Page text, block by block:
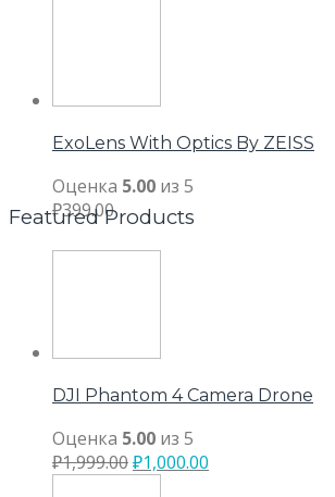
ExoLens With Optics By ZEISS
Оценка 5.00 из 5
₽399.00
Featured Products
DJI Phantom 4 Camera Drone
Оценка 5.00 из 5
₽1,999.00₽1,000.00